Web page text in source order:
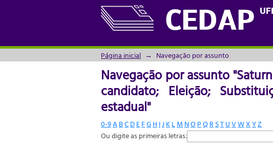
CEDAP
Navegação por assunto
Substituição; Democracia;
Página inicial → Navegação por assunto
Navegação por assunto
candidato; Eleição;
estadual"
0-9ABCDEFGH IJ KLM NOPQRSTUVWXYZ
Ou digite as primeiras letras: